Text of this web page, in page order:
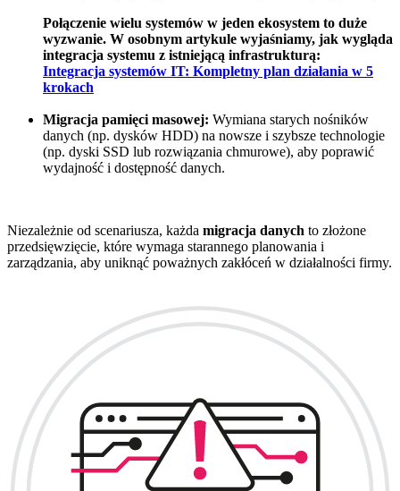
Połączenie wielu systemów w jeden ekosystem to duże
wyzwanie. W osobnym artykule wyjaśniamy, jak wygląda
integracja systemu z istniejącą infrastrukturą:
Integracja systemów IT: Kompletny plan działania w 5
krokach
Migracja pamięci masowej: Wymiana starych nośników
danych (np. dysków HDD) na nowsze i szybsze technologie
(np. dyski SSD lub rozwiązania chmurowe), aby poprawić
wydajność i dostępność danych.
Niezależnie od scenariusza, każda migracja danych to złożone
przedsięwzięcie, które wymaga starannego planowania i
zarządzania, aby uniknąć poważnych zakłóceń w działalności firmy.